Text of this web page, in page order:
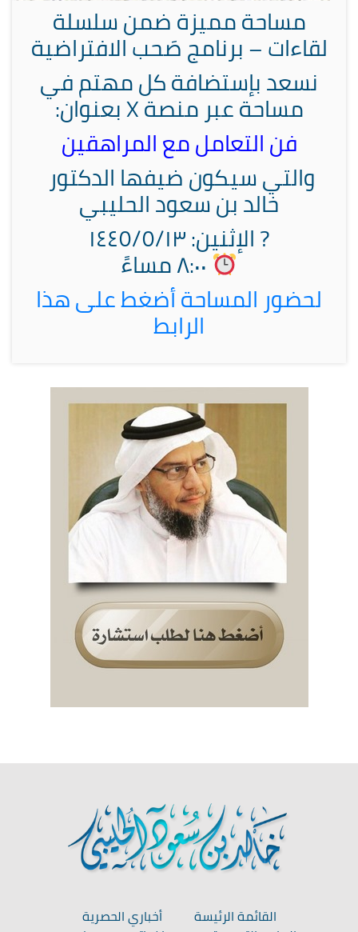
مساحة مميزة ضمن سلسلة
لقاءات – برنامج صَحب الافتراضية
نسعد بإستضافة كل مهتم في
مساحة عبر منصة X بعنوان:
فن التعامل مع المراهقين
والتي سيكون ضيفها الدكتور
خالد بن سعود الحليبي
?️ الإثنين: ١٤٤٥/٥/١٣
٨:٠٠ مساءً
لحضور المساحة أضغط على هذا
الرابط
القائمة الرئيسة
أخباري الحصرية